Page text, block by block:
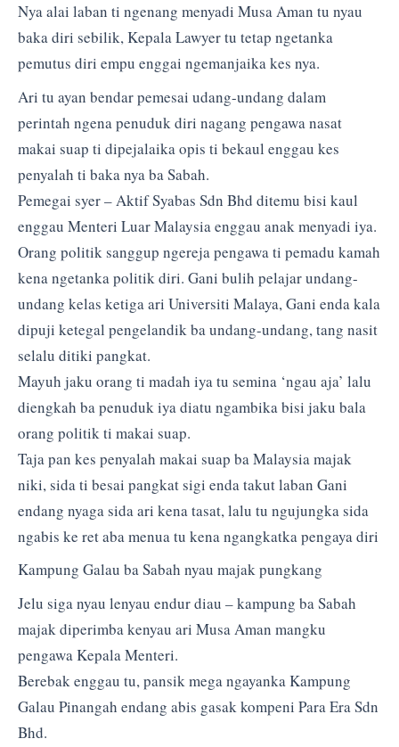
Nya alai laban ti ngenang menyadi Musa Aman tu nyau
baka diri sebilik, Kepala Lawyer tu tetap ngetanka
pemutus diri empu enggai ngemanjaika kes nya.
Ari tu ayan bendar pemesai udang-undang dalam
perintah ngena penuduk diri nagang pengawa nasat
makai suap ti dipejalaika opis ti bekaul enggau kes
penyalah ti baka nya ba Sabah.
Pemegai syer – Aktif Syabas Sdn Bhd ditemu bisi kaul
enggau Menteri Luar Malaysia enggau anak menyadi iya.
Orang politik sanggup ngereja pengawa ti pemadu kamah
kena ngetanka politik diri. Gani bulih pelajar undang-
undang kelas ketiga ari Universiti Malaya, Gani enda kala
dipuji ketegal pengelandik ba undang-undang, tang nasit
selalu ditiki pangkat.
Mayuh jaku orang ti madah iya tu semina ‘ngau aja’ lalu
diengkah ba penuduk iya diatu ngambika bisi jaku bala
orang politik ti makai suap.
Taja pan kes penyalah makai suap ba Malaysia majak
niki, sida ti besai pangkat sigi enda takut laban Gani
endang nyaga sida ari kena tasat, lalu tu ngujungka sida
ngabis ke ret aba menua tu kena ngangkatka pengaya diri
Kampung Galau ba Sabah nyau majak pungkang
Jelu siga nyau lenyau endur diau – kampung ba Sabah
majak diperimba kenyau ari Musa Aman mangku
pengawa Kepala Menteri.
Berebak enggau tu, pansik mega ngayanka Kampung
Galau Pinangah endang abis gasak kompeni Para Era Sdn
Bhd.